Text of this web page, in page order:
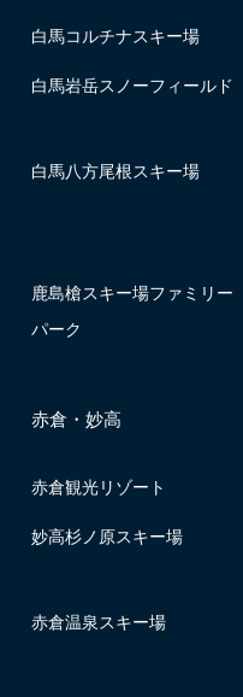
白馬コルチナスキー場
白馬岩岳スノーフィールド
白馬八方尾根スキー場
鹿島槍スキー場ファミリー
パーク
赤倉・妙高
赤倉観光リゾート
妙高杉ノ原スキー場
赤倉温泉スキー場